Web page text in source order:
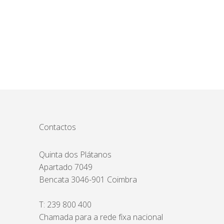
Contactos
Quinta dos Plátanos
Apartado 7049
Bencata 3046-901 Coimbra
T: 239 800 400
Chamada para a rede fixa nacional